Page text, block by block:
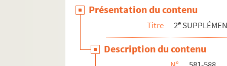
605-606. Papiers généalogiques de la
607. Registre des ventes faites à des
608-612. Notes et manuscrits de Jean-
613-620. Titre de famille. Actes
Présentation du contenu
Titre 2e
Description du contenu